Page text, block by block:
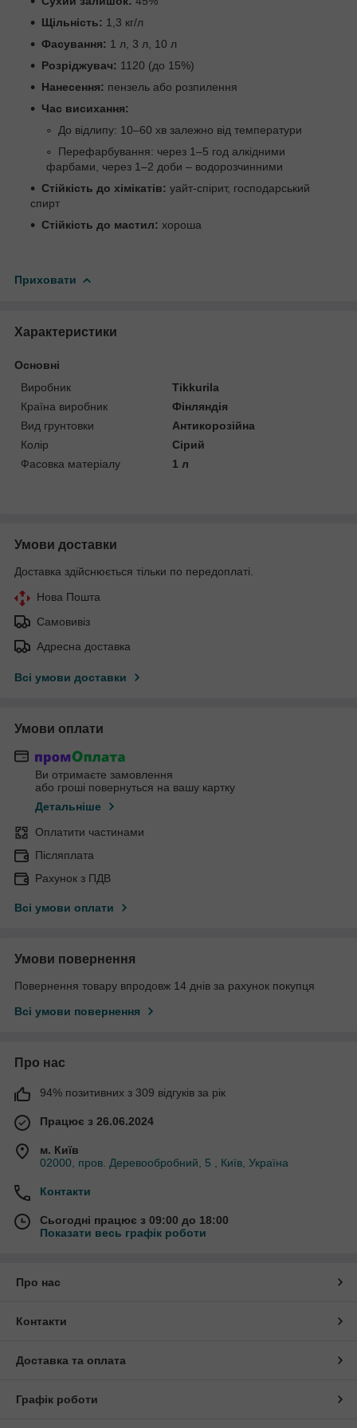
Щільність: 1,3 кг/л
Фасування: 1 л, 3 л, 10 л
Розріджувач: 1120 (до 15%)
Нанесення: пензель або розпилення
Час висихання:
До відлипу: 10–60 хв залежно від температури
Перефарбування: через 1–5 год алкідними
фарбами, через 1–2 доби – водорозчинними
Стійкість до хімікатів: уайт-спірит, господарський
спирт
Стійкість до мастил: хороша
Приховати
Характеристики
Основні
Виробник
Tikkurila
Країна виробник
Фінляндія
Вид грунтовки
Антикорозійна
Колір
Сірий
Фасовка матеріалу
1 л
Умови доставки
Доставка здійснюється тільки по передоплаті.
Нова Пошта
Самовивіз
Адресна доставка
Всі умови доставки
Умови оплати
Ви отримаєте замовлення
або гроші повернуться на вашу картку
Детальніше
Оплатити частинами
Післяплата
Рахунок з ПДВ
Всі умови оплати
Умови повернення
Повернення товару впродовж 14 днів за рахунок покупця
Всі умови повернення
Про нас
94% позитивних з 309 відгуків за рік
Працює з 26.06.2024
м. Київ
02000, пров. Деревообробний, 5 , Київ, Україна
Контакти
Сьогодні працює з 09:00 до 18:00
Показати весь графік роботи
Про нас
Контакти
Доставка та оплата
Графік роботи